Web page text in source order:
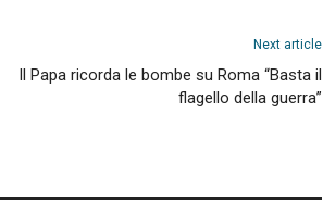
Next article
Il Papa ricorda le bombe su Roma “Basta il
flagello della guerra”